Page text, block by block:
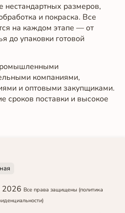
нестандартных размеров,
и покраска. Все
на каждом этапе — от
до упаковки готовой
компаниями,
и оптовыми закупщиками.
сроков поставки и высокое
2026 Все права защищены (политика